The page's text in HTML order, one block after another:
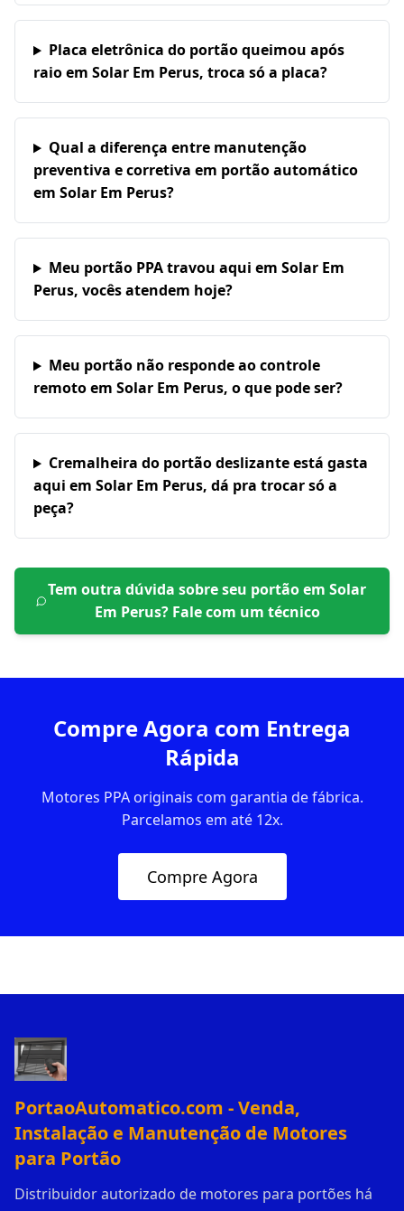
Placa eletrônica do portão queimou após
raio em Solar Em Perus, troca só a placa?
Qual a diferença entre manutenção
preventiva e corretiva em portão automático
em Solar Em Perus?
Meu portão PPA travou aqui em Solar Em
Perus, vocês atendem hoje?
Meu portão não responde ao controle
remoto em Solar Em Perus, o que pode ser?
Cremalheira do portão deslizante está gasta
aqui em Solar Em Perus, dá pra trocar só a
peça?
Tem outra dúvida sobre seu portão emSolar
Em Perus? Fale com um técnico
Compre Agora com Entrega
Rápida
Motores PPA originais com garantia de fábrica.
Parcelamos em até 12x.
Compre Agora
PortaoAutomatico.com - Venda,
Instalação e Manutenção de Motores
para Portão
Distribuidor autorizado de motores para portões há